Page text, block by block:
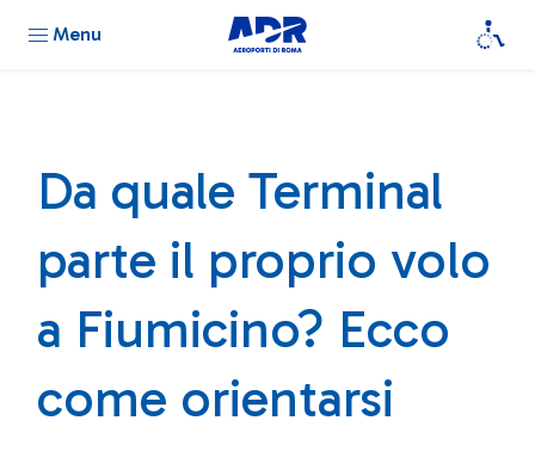
Menu
Da quale Terminal
parte il proprio volo
a Fiumicino? Ecco
come orientarsi